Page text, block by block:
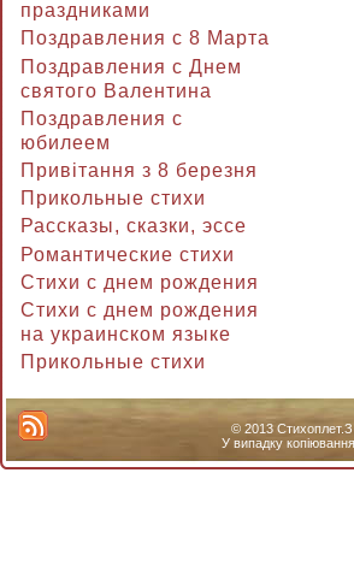
праздниками
Поздравления с 8 Марта
Поздравления с Днем
святого Валентина
Поздравления с
юбилеем
Привітання з 8 березня
Прикольные стихи
Рассказы, сказки, эссе
Романтические стихи
Стихи с днем рождения
Стихи с днем рождения
на украинском языке
Прикольные стихи
© 2013 Стихоплет.З
У випадку